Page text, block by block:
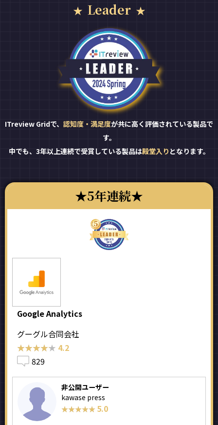
Leader
ITreview Gridで、 認知度・満足度が共に高く評価されている製品で
す。
中でも、3年以上連続で受賞している製品は殿堂入り となります。
5年連続
Google Analytics
グーグル合同会社
★★★★★
★★★★★ 4.2
829
非公開ユーザー
kawase press
★★★★★
★★★★★ 5.0